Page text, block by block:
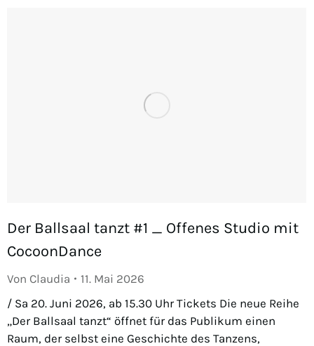
Der Ballsaal tanzt #1 _ Offenes Studio mit
CocoonDance
Von Claudia
11. Mai 2026
/ Sa 20. Juni 2026, ab 15.30 Uhr Tickets Die neue Reihe
„Der Ballsaal tanzt“ öffnet für das Publikum einen
Raum, der selbst eine Geschichte des Tanzens,